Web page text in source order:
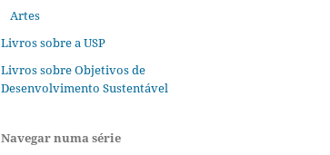
Artes
Livros sobre a USP
Livros sobre Objetivos de
Desenvolvimento Sustentável
Navegar numa série